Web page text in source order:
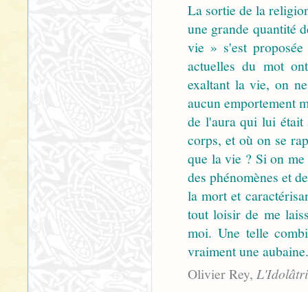
La sortie de la
une grande quantité
vie » s'est
actuelles du mot
exaltant la vie, on
aucun emportement
de l'aura qui lui était
corps, et où on se
que la vie ? Si on
des phénomènes et
la mort et
tout loisir de me
moi. Une telle
vraiment une
Olivier Rey,